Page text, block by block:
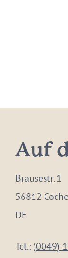
Auf
Brausestr. 1
56812
DE
Tel.: (0049)